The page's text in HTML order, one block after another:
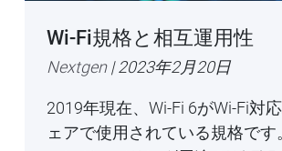
Wi-Fi規格と相互運用性
Nextgen| 2023年2月20日
2019年現在、Wi-Fi 6がWi-Fi対
ェアで使用されている規格です